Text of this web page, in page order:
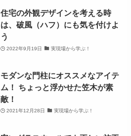
住宅の外観デザインを考える時
は、破風（ハフ）にも気を付けよ
う
2022年9月19日 実現場から学ぶ！
モダンな門柱にオススメなアイテ
ム！ ちょっと浮かせた笠木が素
敵！
2021年12月28日 実現場から学ぶ！